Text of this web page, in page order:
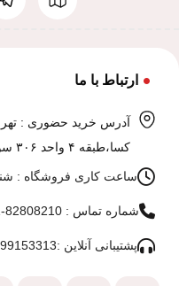
ارتباط با ما
آدرس خرید حضوری :
کسا،طبقه ۴ واحد ۳۰۶ سورین اسپرت
ساعت کاری فروشگاه : شنبه تا
شماره تماس : 82808210-021
پشتیبانی آنلاین :09199153313